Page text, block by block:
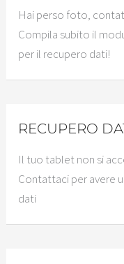
Hai perso foto,
Compila subito il
per il recupero dati!
RECUPERO
Il tuo tablet non si
Contattaci per avere
dati